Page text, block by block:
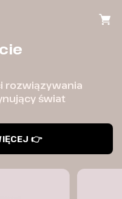
rozwiązywania
świat
👉